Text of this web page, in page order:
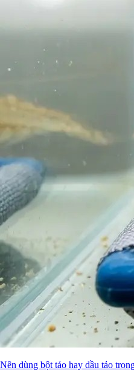
Nên dùng bột tảo hay dầu tảo